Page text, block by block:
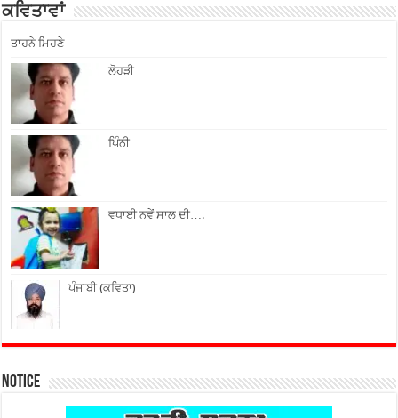
ਕਵਿਤਾਵਾਂ
ਤਾਹਨੇ ਮਿਹਣੇ
ਲੋਹੜੀ
ਪਿੰਨੀ
ਵਧਾਈ ਨਵੇਂ ਸਾਲ ਦੀ….
ਪੰਜਾਬੀ (ਕਵਿਤਾ)
Notice